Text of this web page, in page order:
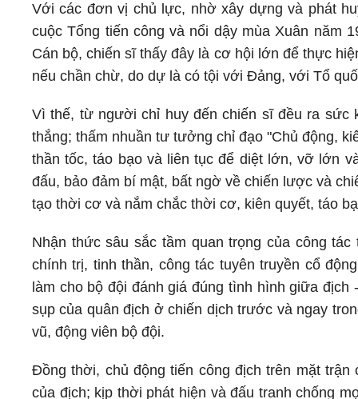
Với các đơn vị chủ lực, nhờ xây dựng và phát
cuộc Tổng tiến công và nổi dậy mùa Xuân năm
Cán bộ, chiến sĩ thấy đây là cơ hội lớn để thực
nếu chần chừ, do dự là có tội với Đảng, với Tổ
Vì thế, từ người chỉ huy đến chiến sĩ đều ra sức
thắng; thấm nhuần tư tưởng chỉ đạo "Chủ động,
thần tốc, táo bạo và liên tục để diệt lớn, vỡ lớn
đấu, bảo đảm bí mật, bất ngờ về chiến lược và
tạo thời cơ và nắm chắc thời cơ, kiên quyết, táo
Nhận thức sâu sắc tầm quan trọng của công
chính trị, tinh thần, công tác tuyên truyền cổ
làm cho bộ đội đánh giá đúng tình hình giữa
sụp của quân địch ở chiến dịch trước và ngay
vũ, động viên bộ đội.
Đồng thời, chủ động tiến công địch trên mặt
của địch; kịp thời phát hiện và đấu tranh chống